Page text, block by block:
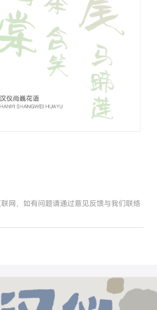
网，如有问题请通过意见反馈与我们联络